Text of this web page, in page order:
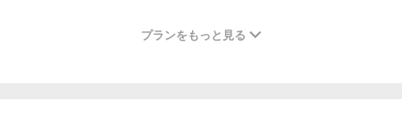
プランをもっと見る